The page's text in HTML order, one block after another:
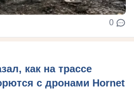
0
как на трассе
с дронами Hornet